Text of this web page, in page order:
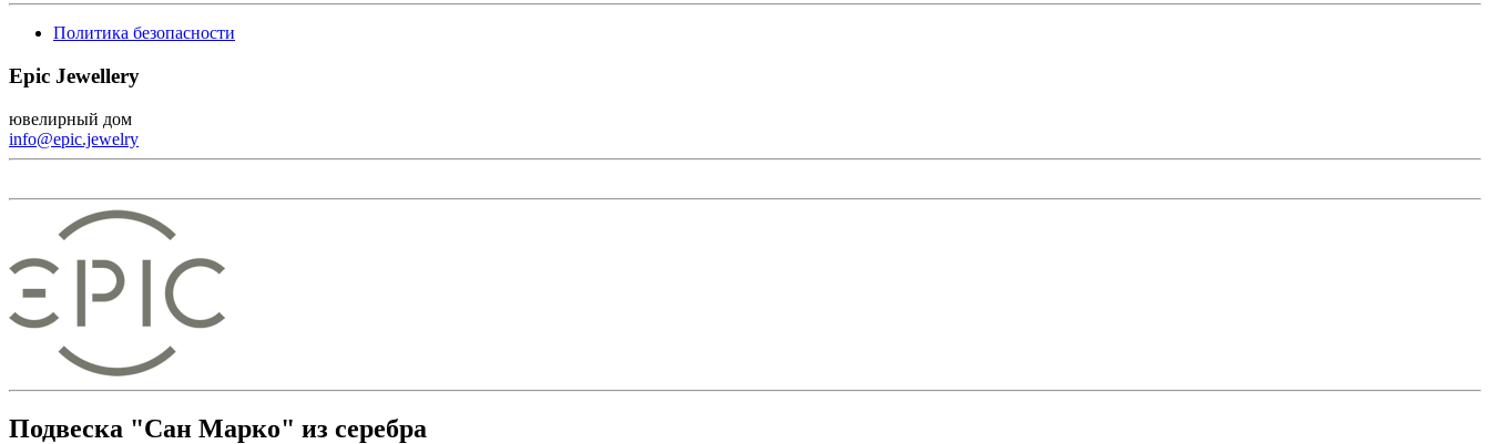
Политика безопасности
Epic Jewellery
ювелирный дом
info@epic.jewelry
Подвеска "Сан Марко" из серебра